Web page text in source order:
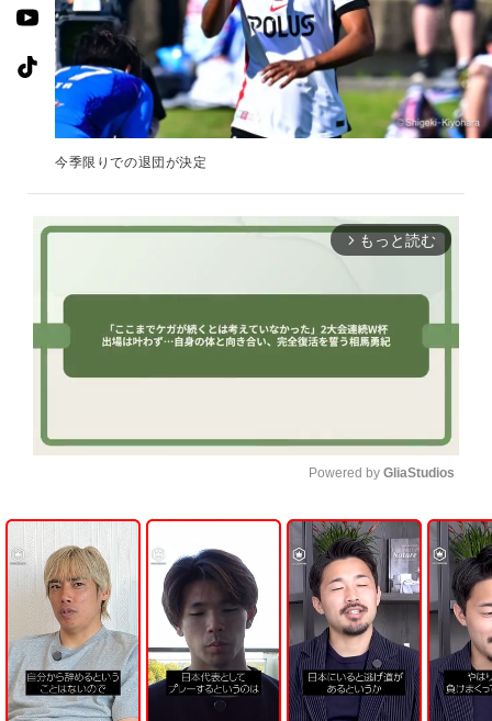
今季限りでの退団が決定
arrow_forward_ios もっと読む
U
n
m
u
t
e
Powered by GliaStudios